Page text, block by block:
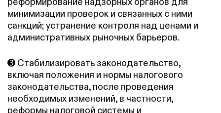
минимизации проверок и связанных с ними
санкций; устранение контроля над ценами и
административных рыночных барьеров.
➌ Стабилизировать законодательство,
включая положения и нормы налогового
законодательства, после проведения
необходимых изменений, в частности,
реформы налоговой системы и